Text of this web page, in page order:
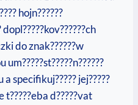
hojn??????
dopl?????kov??????ch
do znak??????w
a specifikuj????? jej?????
d?????vat